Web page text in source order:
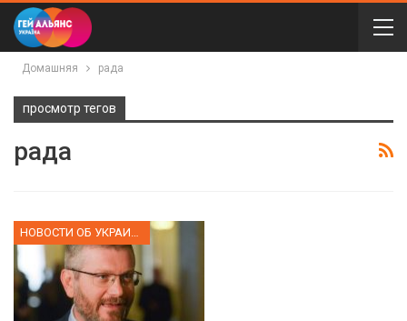
Домашняя рада
просмотр тегов
рада